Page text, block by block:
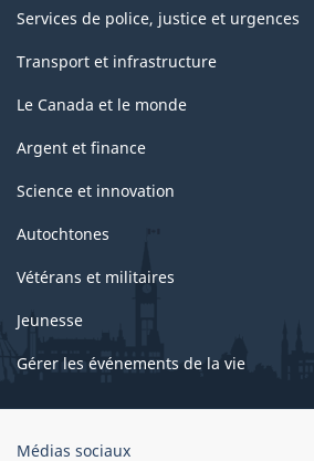
Services de police, justice et urgences
Transport et infrastructure
Le Canada et le monde
Argent et finance
Science et innovation
Autochtones
Vétérans et militaires
Jeunesse
Gérer les événements de la vie
Organisation
Médias sociaux